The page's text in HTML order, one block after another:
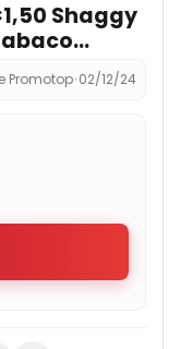
Shaggy
Promotop•02/12/24